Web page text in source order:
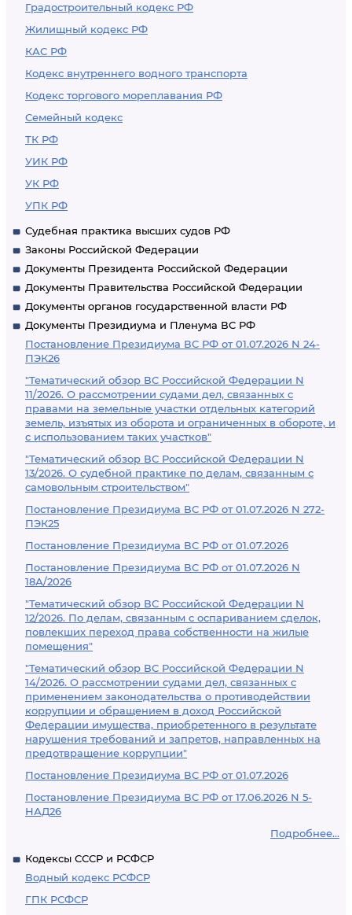
Градостроительный кодекс РФ
Жилищный кодекс РФ
КАС РФ
Кодекс внутреннего водного транспорта
Кодекс торгового мореплавания РФ
Семейный кодекс
ТК РФ
УИК РФ
УК РФ
УПК РФ
Судебная практика высших судов РФ
Законы Российской Федерации
Документы Президента Российской Федерации
Документы Правительства Российской Федерации
Документы органов государственной власти РФ
Документы Президиума и Пленума ВС РФ
Постановление Президиума ВС РФ от 01.07.2026 N 24-
ПЭК26
"Тематический обзор ВС Российской Федерации N
11/2026. О рассмотрении судами дел, связанных с
правами на земельные участки отдельных категорий
земель, изъятых из оборота и ограниченных в обороте, и
с использованием таких участков"
"Тематический обзор ВС Российской Федерации N
13/2026. О судебной практике по делам, связанным с
самовольным строительством"
Постановление Президиума ВС РФ от 01.07.2026 N 272-
ПЭК25
Постановление Президиума ВС РФ от 01.07.2026
Постановление Президиума ВС РФ от 01.07.2026 N
18А/2026
"Тематический обзор ВС Российской Федерации N
12/2026. По делам, связанным с оспариванием сделок,
повлекших переход права собственности на жилые
помещения"
"Тематический обзор ВС Российской Федерации N
14/2026. О рассмотрении судами дел, связанных с
применением законодательства о противодействии
коррупции и обращением в доход Российской
Федерации имущества, приобретенного в результате
нарушения требований и запретов, направленных на
предотвращение коррупции"
Постановление Президиума ВС РФ от 01.07.2026
Постановление Президиума ВС РФ от 17.06.2026 N 5-
НАД26
Подробнее...
Кодексы СССР и РСФСР
Водный кодекс РСФСР
ГПК РСФСР